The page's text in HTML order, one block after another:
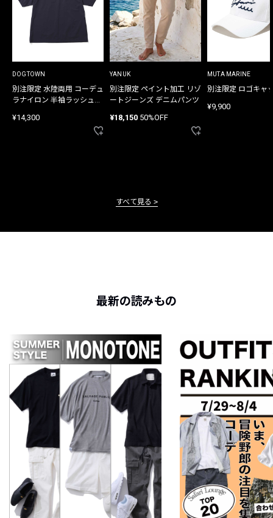
DOGTOWN
別注限定 水陸両用 コーデュ
ラナイロン 半袖ラッシュガ
¥14,300
YANUK
別注限定 ペイント加工 リゾ
ートジーンズ デニムパンツ
¥18,150 50%OFF
MUTA MARINE
別注限定 ロゴキャ
¥9,900
すべて見る
最新の読みもの